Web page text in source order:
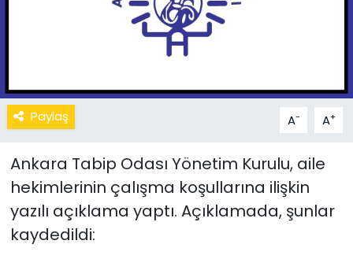
Paylaş A- A+
Ankara Tabip Odası Yönetim Kurulu, aile
hekimlerinin çalışma koşullarına ilişkin
yazılı açıklama yaptı. Açıklamada, şunlar
kaydedildi: